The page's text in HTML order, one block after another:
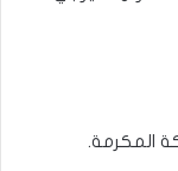
المكرمة.